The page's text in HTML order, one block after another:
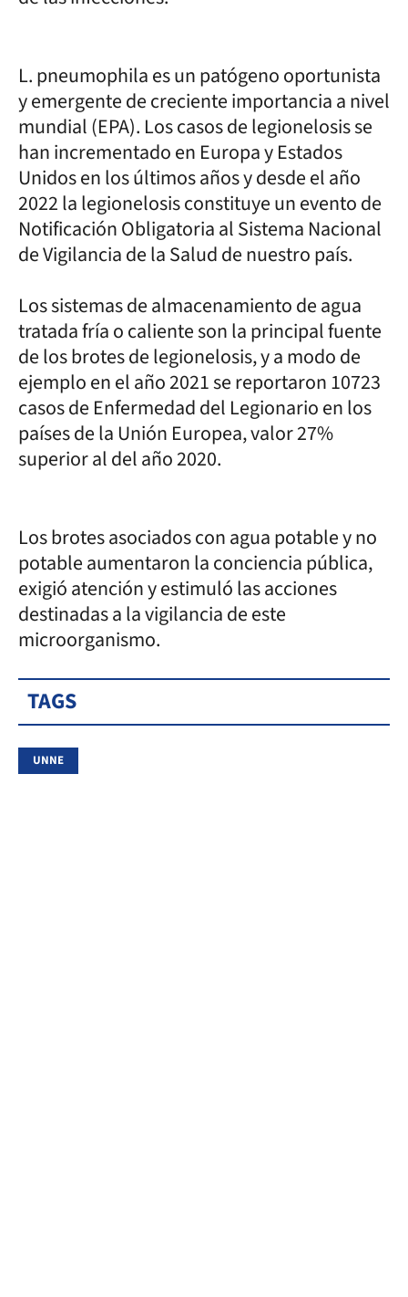
L. pneumophila es un patógeno oportunista
y emergente de creciente importancia a nivel
mundial (EPA). Los casos de legionelosis se
han incrementado en Europa y Estados
Unidos en los últimos años y desde el año
2022 la legionelosis constituye un evento de
Notificación Obligatoria al Sistema Nacional
de Vigilancia de la Salud de nuestro país.
Los sistemas de almacenamiento de agua
tratada fría o caliente son la principal fuente
de los brotes de legionelosis, y a modo de
ejemplo en el año 2021 se reportaron 10723
casos de Enfermedad del Legionario en los
países de la Unión Europea, valor 27%
superior al del año 2020.
Los brotes asociados con agua potable y no
potable aumentaron la conciencia pública,
exigió atención y estimuló las acciones
destinadas a la vigilancia de este
microorganismo.
TAGS
UNNE